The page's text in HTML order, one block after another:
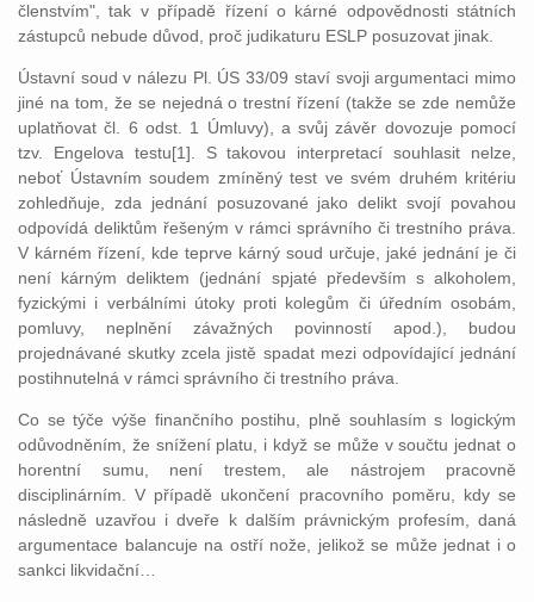
členstvím", tak v případě řízení o kárné odpovědnosti státních
zástupců nebude důvod, proč judikaturu ESLP posuzovat jinak.
Ústavní soud v nálezu Pl. ÚS 33/09 staví svoji argumentaci mimo
jiné na tom, že se nejedná o trestní řízení (takže se zde nemůže
uplatňovat čl. 6 odst. 1 Úmluvy), a svůj závěr dovozuje pomocí
tzv. Engelova testu[1]. S takovou interpretací souhlasit nelze,
neboť Ústavním soudem zmíněný test ve svém druhém kritériu
zohledňuje, zda jednání posuzované jako delikt svojí povahou
odpovídá deliktům řešeným v rámci správního či trestního práva.
V kárném řízení, kde teprve kárný soud určuje, jaké jednání je či
není kárným deliktem (jednání spjaté především s alkoholem,
fyzickými i verbálními útoky proti kolegům či úředním osobám,
pomluvy, neplnění závažných povinností apod.), budou
projednávané skutky zcela jistě spadat mezi odpovídající jednání
postihnutelná v rámci správního či trestního práva.
Co se týče výše finančního postihu, plně souhlasím s logickým
odůvodněním, že snížení platu, i když se může v součtu jednat o
horentní sumu, není trestem, ale nástrojem pracovně
disciplinárním. V případě ukončení pracovního poměru, kdy se
následně uzavřou i dveře k dalším právnickým profesím, daná
argumentace balancuje na ostří nože, jelikož se může jednat i o
sankci likvidační…